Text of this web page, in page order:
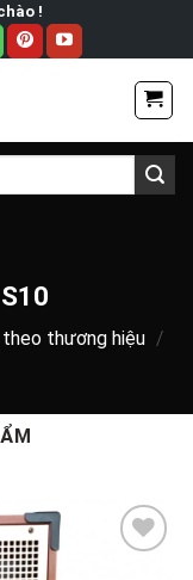
!
theo thương hiệu /